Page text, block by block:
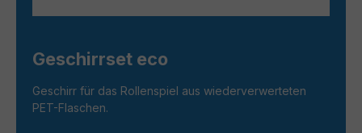
Geschirrset eco
Geschirr für das Rollenspiel aus wiederverwerteten
PET-Flaschen.